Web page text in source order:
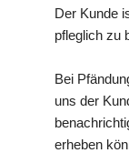
Der Kunde
pfleglich zu
Bei
uns der
erheben